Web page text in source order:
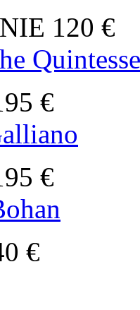
120 €
€
€
€